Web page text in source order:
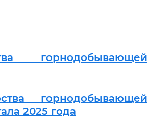
горнодобывающей
горнодобывающей
2025 года